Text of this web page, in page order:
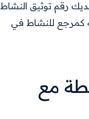
رقم توثيق النشاط
كمرجع للنشاط في
مع